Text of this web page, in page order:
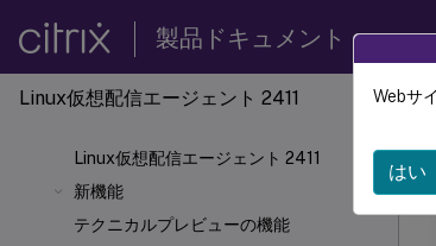
製品ドキュメント
Linux仮想配信エージェント 2411
Linux仮想配信エージェント 2411
新機能
テクニカルプレビューの機能
Webサ
はい